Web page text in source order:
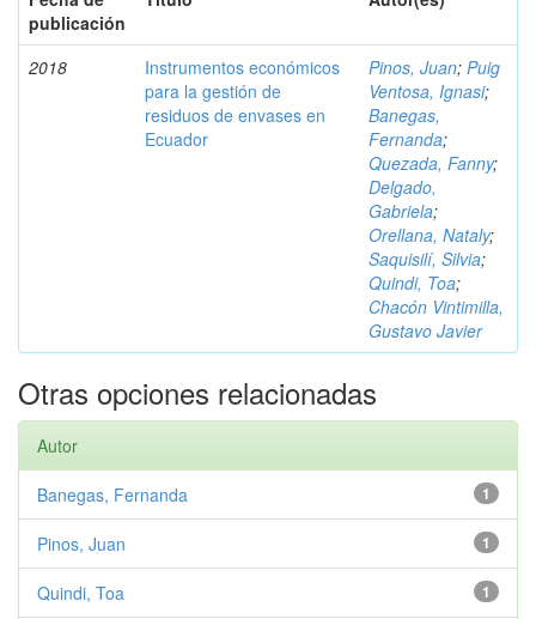
publicación
2018
Instrumentos económicos
para la gestión de
residuos de envases en
Ecuador
Pinos, Juan; Puig
Ventosa, Ignasi;
Banegas,
Fernanda;
Quezada, Fanny;
Delgado,
Gabriela;
Orellana, Nataly;
Saquisilí, Silvia;
Quindi, Toa;
Chacón Vintimilla,
Gustavo Javier
Otras opciones relacionadas
Autor
1
Banegas, Fernanda
1
Pinos, Juan
1
Quindi, Toa